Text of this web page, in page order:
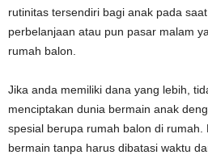
rutinitas tersendiri bagi anak pada
perbelanjaan atau pun pasar malam
rumah balon.
Jika anda memiliki dana yang lebih,
menciptakan dunia bermain anak
spesial berupa rumah balon di rumah.
bermain tanpa harus dibatasi waktu